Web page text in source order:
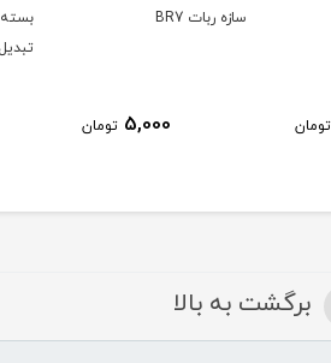
تومان
بسته ده عددی سازه ربات
15,000 تومان
برگشت به بالا